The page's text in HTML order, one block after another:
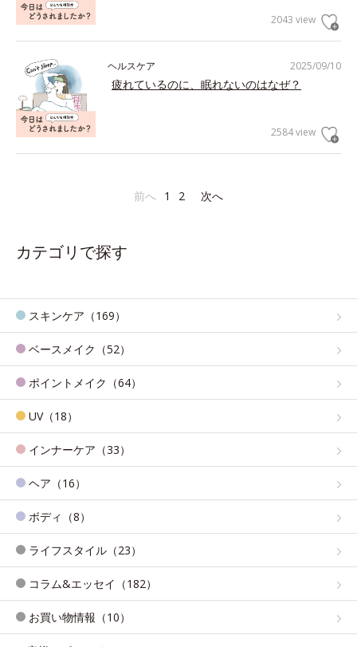
2043 view
2025/09/10
ヘルスケア
疲れているのに、眠れないのはなぜ？
2584 view
前へ 1 2 次へ
カテゴリで探す
スキンケア（169）
ベースメイク（52）
ポイントメイク（64）
UV（18）
インナーケア（33）
ヘア（16）
ボディ（8）
ライフスタイル（23）
コラム&エッセイ（182）
お買い物情報（10）